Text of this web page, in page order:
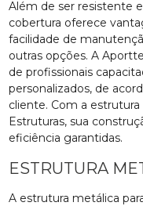
Além de ser resistente
cobertura oferece
facilidade de
outras opções. A
de profissionais
personalizados, de
cliente. Com a
Estruturas, sua
eficiência garantidas.
ESTRUTURA
A estrutura metálica